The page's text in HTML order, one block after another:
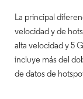
La principal
velocidad y de
alta velocidad y 5
incluye más del
de datos de